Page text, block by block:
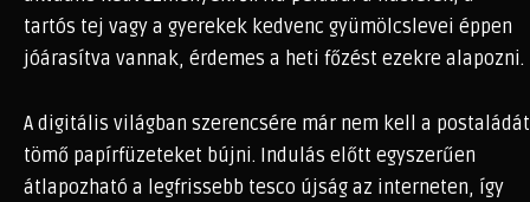
tartós tej vagy a gyerekek kedvenc gyümölcslevei éppen
jóárasítva vannak, érdemes a heti főzést ezekre alapozni.
A digitális világban szerencsére már nem kell a postaládát
tömő papírfüzeteket bújni. Indulás előtt egyszerűen
átlapozható a legfrissebb tesco újság az interneten, így